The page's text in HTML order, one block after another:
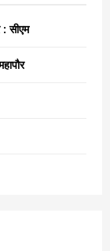
: सीएम